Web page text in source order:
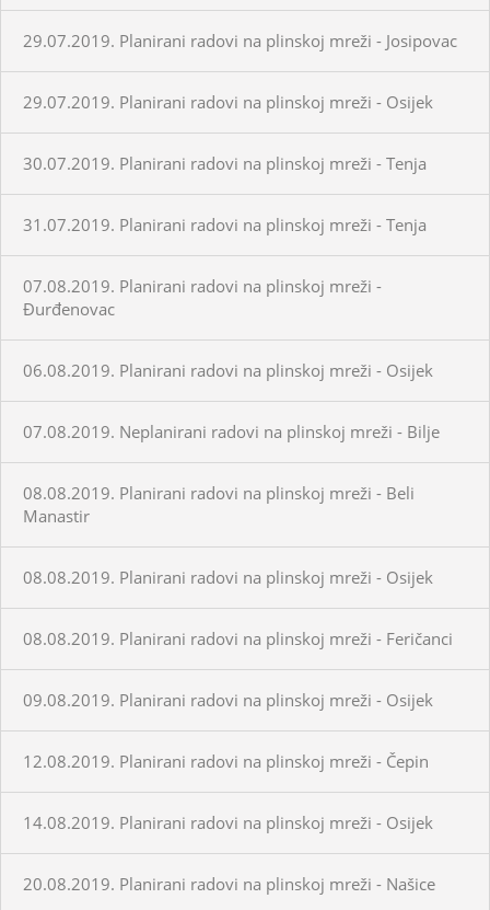
29.07.2019. Planirani radovi na plinskoj mreži - Josipovac
29.07.2019. Planirani radovi na plinskoj mreži - Osijek
30.07.2019. Planirani radovi na plinskoj mreži - Tenja
31.07.2019. Planirani radovi na plinskoj mreži - Tenja
07.08.2019. Planirani radovi na plinskoj mreži -
Đurđenovac
06.08.2019. Planirani radovi na plinskoj mreži - Osijek
07.08.2019. Neplanirani radovi na plinskoj mreži - Bilje
08.08.2019. Planirani radovi na plinskoj mreži - Beli
Manastir
08.08.2019. Planirani radovi na plinskoj mreži - Osijek
08.08.2019. Planirani radovi na plinskoj mreži - Feričanci
09.08.2019. Planirani radovi na plinskoj mreži - Osijek
12.08.2019. Planirani radovi na plinskoj mreži - Čepin
14.08.2019. Planirani radovi na plinskoj mreži - Osijek
20.08.2019. Planirani radovi na plinskoj mreži - Našice